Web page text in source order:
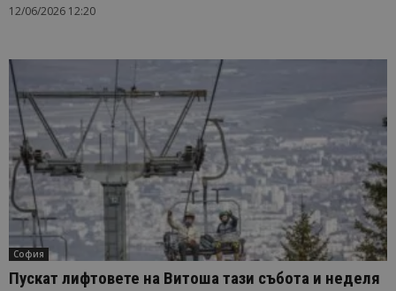
12/06/2026 12:20
София
Пускат лифтовете на Витоша тази събота и неделя